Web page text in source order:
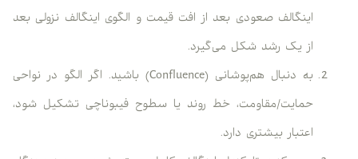
اینگالف صعودی بعد از افت قیمت و الگوی اینگالف نزولی بعد
از یک رشد شکل می‌گیرد.
به دنبال هم‌پوشانی (Confluence) باشید. اگر الگو در نواحی
حمایت/مقاومت، خط روند یا سطوح فیبوناچی تشکیل شود،
اعتبار بیشتری دارد.